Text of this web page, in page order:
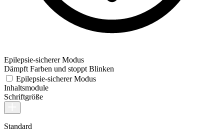
Epilepsie-sicherer Modus
Dämpft Farben und stoppt Blinken
Epilepsie-sicherer Modus
Inhaltsmodule
Schriftgröße
Standard